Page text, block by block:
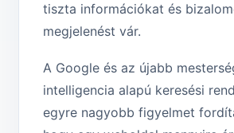
tiszta információkat és
megjelenést vár.
A Google és az újabb
intelligencia alapú keresési
egyre nagyobb figyelmet